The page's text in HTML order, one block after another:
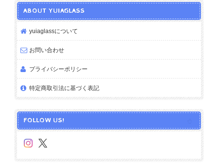
ABOUT YUIAGLASS
yuiaglassについて
お問い合わせ
プライバシーポリシー
特定商取引法に基づく表記
FOLLOW US!